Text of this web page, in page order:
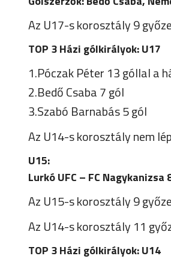
Az U17-s korosztály 9
TOP 3 Házi gólkirályok: U17
1.Póczak Péter 13 góllal a
2.Bedő Csaba 7 gól
3.Szabó Barnabás 5 gól
Az U14-s korosztály nem
U15:
Lurkó UFC – FC Nagykanizsa
Az U15-s korosztály 9
Az U14-s korosztály 11
TOP 3 Házi gólkirályok: U14